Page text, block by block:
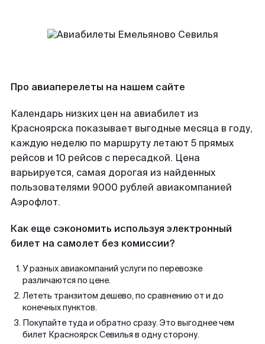
Про авиаперелеты на нашем сайте
Календарь низких цен на авиабилет из
Красноярска показывает выгодные месяца в году,
каждую неделю по маршруту летают 5 прямых
рейсов и 10 рейсов с пересадкой. Цена
варьируется, самая дорогая из найденных
пользователями 9000 рублей авиакомпанией
Аэрофлот.
Как еще сэкономить используя электронный
билет на самолет без комиссии?
У разных авиакомпаний услуги по перевозке
различаются по цене.
Лететь транзитом дешево, по сравнению от и до
конечных пунктов.
Покупайте туда и обратно сразу. Это выгоднее чем
билет Красноярск Севилья в одну сторону.